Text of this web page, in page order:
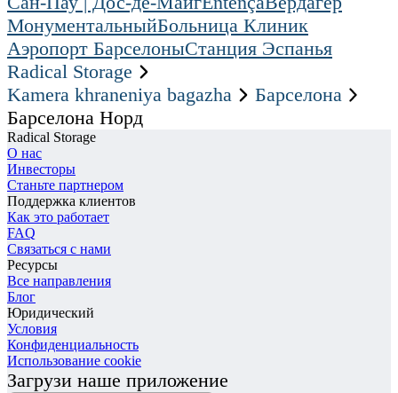
МонументальныйБольница Клиник
Аэропорт БарселоныСтанция Эспанья
Radical Storage
Kamera khraneniya bagazha
Барселона
Барселона Норд
Radical Storage
О нас
Инвесторы
Станьте партнером
Поддержка клиентов
Как это работает
FAQ
Связаться с нами
Ресурсы
Все направления
Блог
Юридический
Условия
Конфиденциальность
Использование cookie
Загрузи наше приложение